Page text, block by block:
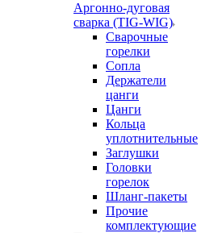
Аргонно-дуговая
сварка (TIG-WIG)
Сварочные
горелки
Сопла
Держатели
цанги
Цанги
Кольца
уплотнительные
Заглушки
Головки
горелок
Шланг-пакеты
Прочие
комплектующие